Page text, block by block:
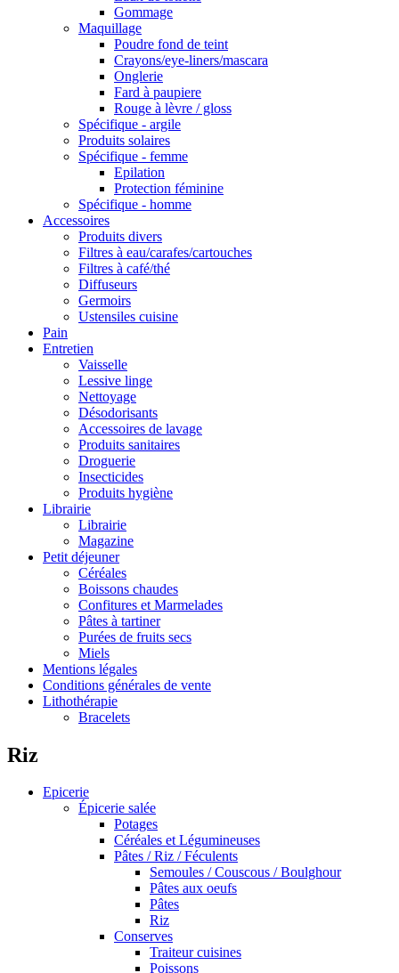
Gommage
Maquillage
Poudre fond de teint
Crayons/eye-liners/mascara
Onglerie
Fard à paupiere
Rouge à lèvre / gloss
Spécifique - argile
Produits solaires
Spécifique - femme
Epilation
Protection féminine
Spécifique - homme
Accessoires
Produits divers
Filtres à eau/carafes/cartouches
Filtres à café/thé
Diffuseurs
Germoirs
Ustensiles cuisine
Pain
Entretien
Vaisselle
Lessive linge
Nettoyage
Désodorisants
Accessoires de lavage
Produits sanitaires
Droguerie
Insecticides
Produits hygiène
Librairie
Librairie
Magazine
Petit déjeuner
Céréales
Boissons chaudes
Confitures et Marmelades
Pâtes à tartiner
Purées de fruits secs
Miels
Mentions légales
Conditions générales de vente
Lithothérapie
Bracelets
Riz
Epicerie
Épicerie salée
Potages
Céréales et Légumineuses
Pâtes / Riz / Féculents
Semoules / Couscous / Boulghour
Pâtes aux oeufs
Pâtes
Riz
Conserves
Traiteur cuisines
Poissons